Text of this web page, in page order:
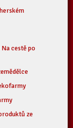
cestě po
ze